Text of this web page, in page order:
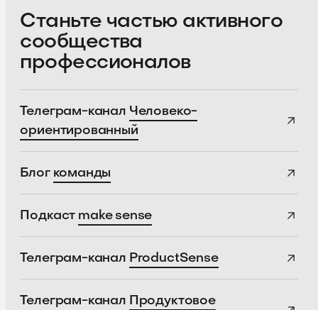
Станьте частью активного
сообщества
профессионалов
Телеграм-канал Человеко-
ориентированный
Блог команды
Подкаст make sense
Телеграм-канал ProductSense
Телеграм-канал Продуктовое